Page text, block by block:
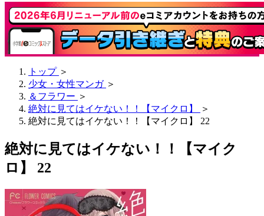
トップ ＞
少女・女性マンガ ＞
＆フラワー ＞
絶対に見てはイケない！！【マイクロ】
＞
絶対に見てはイケない！！【マイクロ】 22
絶対に見てはイケない！！【マイク
ロ】 22